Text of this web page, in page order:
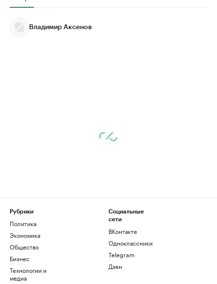
Владимир Аксенов
Рубрики
Политика
Экономика
Общество
Бизнес
Технологии и
медиа
Социальные
сети
ВКонтакте
Одноклассники
Telegram
Дзен